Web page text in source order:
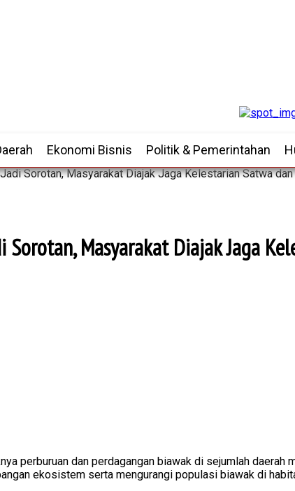
Ekonomi Bisnis Politik & Pemerintahan
Sorotan, Masyarakat Diajak Jaga Kelestarian Satwa
Sorotan, Masyarakat Diajak Jaga
perburuan dan perdagangan biawak di sejumlah
ekosistem serta mengurangi populasi biawak di